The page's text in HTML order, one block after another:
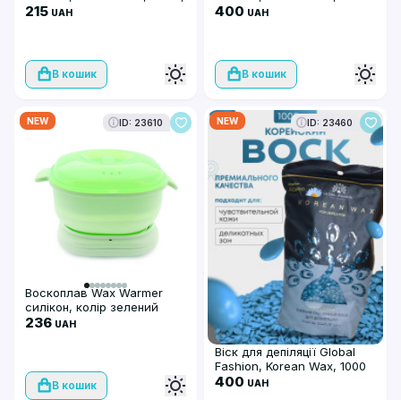
плівковий, Green Tea
215 UAH
В кошик
гр, Green Tea, плівковий
400 UAH
В кошик
NEW ID: 23610
Воскоплав Wax Warmer
силікон, колір зелений
236 UAH
В кошик
NEW ID: 23460
Віск для депіляції Global
Fashion, Korean Wax, 1000
гр, Azulen, плівковий
400 UAH